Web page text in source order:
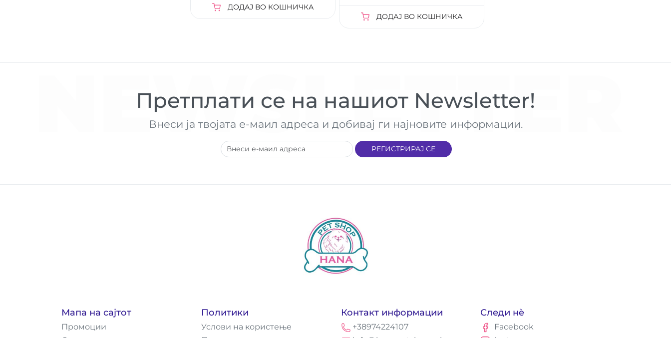
ДОДАЈ ВО КОШНИЧКА
ДОДАЈ ВО КОШНИЧКА
NEWSLETTER
Претплати се на нашиот Newsletter!
Внеси ја твојата е-маил адреса и добивај ги најновите информации.
РЕГИСТРИРАЈ СЕ
Мапа на сајтот
Промоции
Политики
Услови на користење
Контакт информации
+38974224107
Следи нè
Facebook